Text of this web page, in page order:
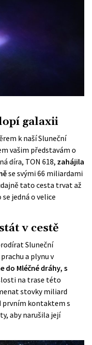
galaxii
k našíSluneční
vašim představám o
díra, TON 618, zahájila
se svými 66 miliardami
tato cesta trvat až
jedná o velice
v cestě
Sluneční
a plynu v
do Mléčné dráhy, s
na trase této
stovky miliard
prvním kontaktem s
aby narušila její